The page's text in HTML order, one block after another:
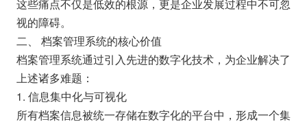
这些痛点不仅是低效的根源，更是企业发展过程中不可忽
视的障碍。
二、 档案管理系统的核心价值
档案管理系统通过引入先进的数字化技术，为企业解决了
上述诸多难题：
1. 信息集中化与可视化
所有档案信息被统一存储在数字化的平台中，形成一个集